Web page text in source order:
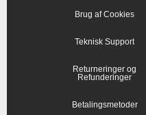
Brug af Cookies
Teknisk Support
Returneringer og
Refunderinger
Betalingsmetoder